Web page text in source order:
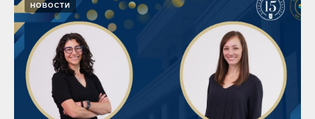
НОВОСТИ